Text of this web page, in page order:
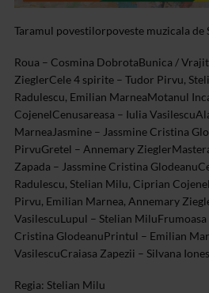
Taramul povestilorpoveste muzicala de
Roua – Cosmina DobrotaBunica /
ZieglerCele 4 spirite – Tudor Pirvu,
Radulescu, Emilian MarneaMotanul
CojenelCenusareasa – Iulia Vasilescu
Marnea Jasmine – Jassmine Cristina
PirvuGretel – Annemary Ziegler
Zapada – Jassmine Cristina Glodeanu
Radulescu, Stelian Milu, Ciprian
Pirvu, Emilian Marnea, Annemary
VasilescuLupul – Stelian Milu
Cristina GlodeanuPrintul – Emilian
VasilescuCraiasa Zapezii – Silvana
Regia: Stelian Milu